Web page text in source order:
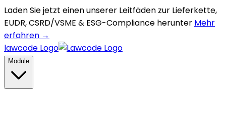
Laden Sie jetzt einen unserer Leitfäden zur Lieferkette,
EUDR, CSRD/VSME & ESG-Compliance herunter Mehr
erfahren →
lawcode Logo
Module